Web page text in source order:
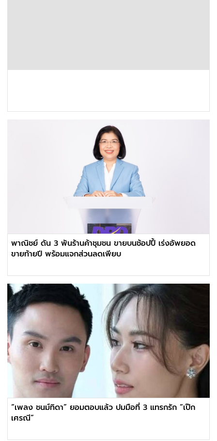
พาณิชย์ ดัน 3 พันร้านค้าชุมชน ขายบนช้อปปี้ เร่งอัพยอด
ขายท้ายปี พร้อมแจกส่วนลดเพียบ
“เพลง ชนม์ทิดา” ยอมตอบแล้ว ปมมือที่ 3 แทรกรัก “เป๊ก
เศรณี”